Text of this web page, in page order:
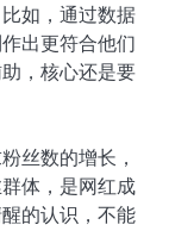
如，通过数据
出更符合他们
，核心还是要
丝数的增长，
体，是网红成
的认识，不能